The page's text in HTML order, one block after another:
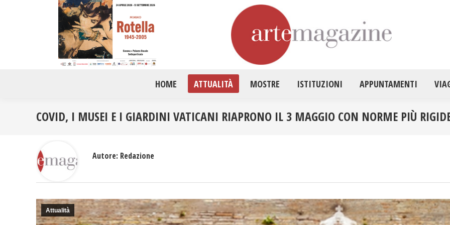
HOME ATTUALITÀ MOSTRE ISTITUZIONI APPUNTAMENTI
COVID, I MUSEI E I GIARDINI VATICANI RIAPRONO IL 3 MAGGIO CON NORME PIÙ
Attualità
Autore: Redazione
HOME